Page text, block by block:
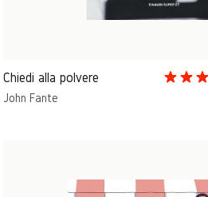
Chiedi alla polvere
John Fante